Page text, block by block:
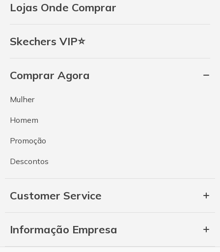
Lojas Onde Comprar
Skechers VIP⭐
Comprar Agora
Mulher
Homem
Promoção
Descontos
Customer Service
Informação Empresa